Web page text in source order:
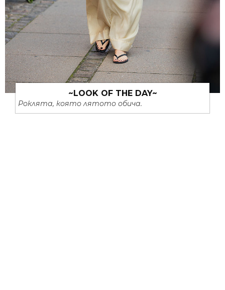
~LOOK OF THE DAY~
Роклята, която лятото обича.